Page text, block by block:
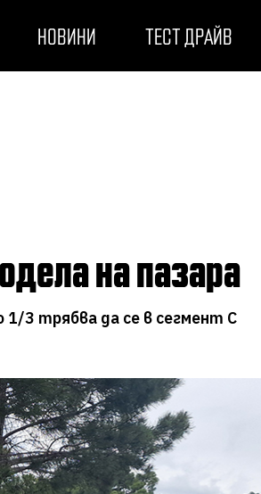
НОВИНИ ТЕСТ ДРАЙВ
ЛЮБОПИТНО
ДРУГИ
на пазара
3 трябва да се в сегмент С